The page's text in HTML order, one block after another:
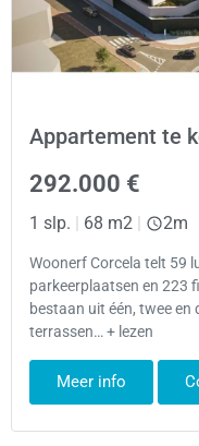
Appartement te
292.000 €
1 slp. | 68 m2 | 2m
Woonerf Corcela telt 59
parkeerplaatsen en 223
bestaan uit één, twee en
terrassen… + lezen
Meer info